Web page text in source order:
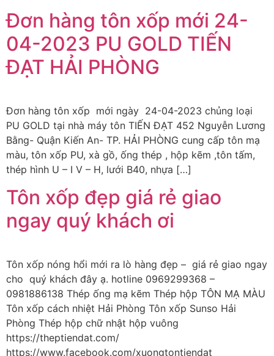
Đơn hàng tôn xốp mới 24-
04-2023 PU GOLD TIẾN
ĐẠT HẢI PHÒNG
Đơn hàng tôn xốp mới ngày 24-04-2023 chủng loại
PU GOLD tại nhà máy tôn TIẾN ĐẠT 452 Nguyễn Lương
Bằng- Quận Kiến An- TP. HẢI PHÒNG cung cấp tôn mạ
màu, tôn xốp PU, xà gồ, ống thép , hộp kẽm ,tôn tấm,
thép hình U – I V – H, lưới B40, nhựa […]
Tôn xốp đẹp giá rẻ giao
ngay quý khách ơi
Tôn xốp nóng hổi mới ra lò hàng đẹp – giá rẻ giao ngay
cho quý khách đây ạ. hotline 0969299368 –
0981886138 Thép ống mạ kẽm Thép hộp TÔN MẠ MÀU
Tôn xốp cách nhiệt Hải Phòng Tôn xốp Sunso Hải
Phòng Thép hộp chữ nhật hộp vuông
https://theptiendat.com/
https://www.facebook.com/xuongtontiendat